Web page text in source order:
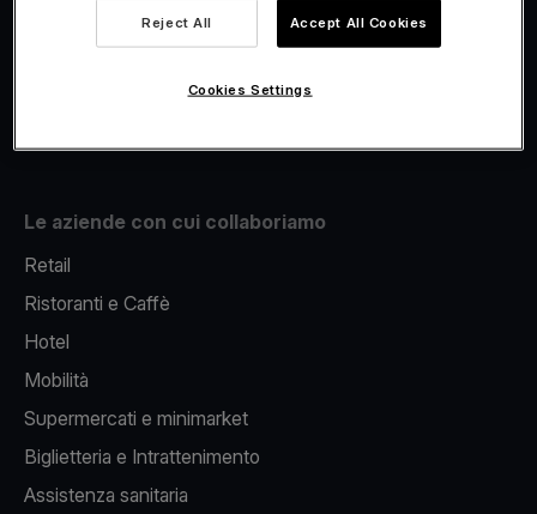
Fiscalizzazione
Le aziende con cui collaboriamo
Retail
Ristoranti e Caffè
Hotel
Mobilità
Supermercati e minimarket
Biglietteria e Intrattenimento
Assistenza sanitaria
Reject All Accept All Cookies
Cookies Settings